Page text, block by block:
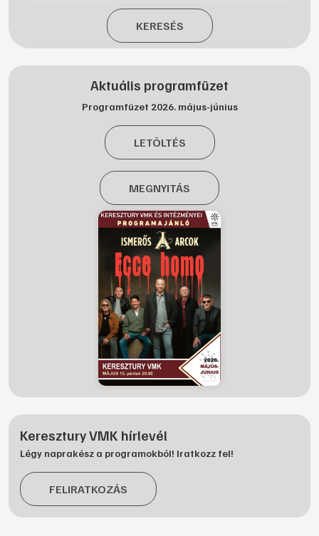
KERESÉS
Aktuális programfüzet
Programfüzet 2026. május-június
LETÖLTÉS
MEGNYITÁS
Keresztury VMK hírlevél
Légy naprakész a programokból! Iratkozz fel!
FELIRATKOZÁS